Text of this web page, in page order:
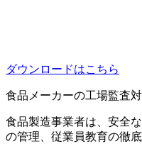
ダウンロードはこちら
食品メーカーの工場監査
食品製造事業者は、安全
の管理、従業員教育の徹底